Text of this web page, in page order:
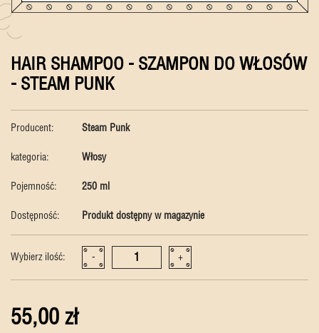
HAIR SHAMPOO - SZAMPON DO WŁOSÓW
- STEAM PUNK
Producent: Steam Punk
kategoria: Włosy
Pojemność: 250 ml
Dostępność: Produkt dostępny w magazynie
Wybierz ilość: - +
55,00 zł